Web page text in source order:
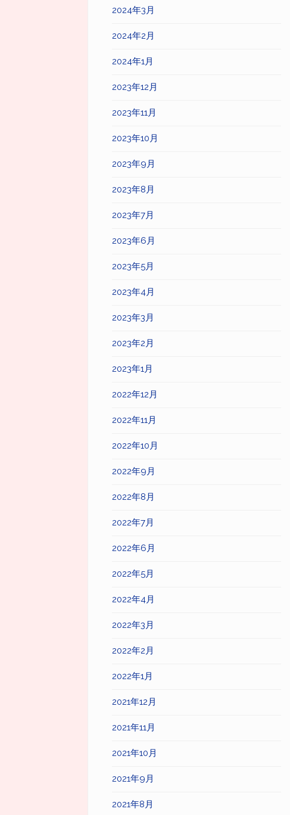
2024年3月
2024年2月
2024年1月
2023年12月
2023年11月
2023年10月
2023年9月
2023年8月
2023年7月
2023年6月
2023年5月
2023年4月
2023年3月
2023年2月
2023年1月
2022年12月
2022年11月
2022年10月
2022年9月
2022年8月
2022年7月
2022年6月
2022年5月
2022年4月
2022年3月
2022年2月
2022年1月
2021年12月
2021年11月
2021年10月
2021年9月
2021年8月